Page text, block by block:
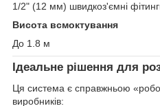
1/2" (12 мм) швидкоз'ємні
Висота всмоктування
До 1.8 м
Ідеальне рішення для
Ця система є справжньою
виробників: